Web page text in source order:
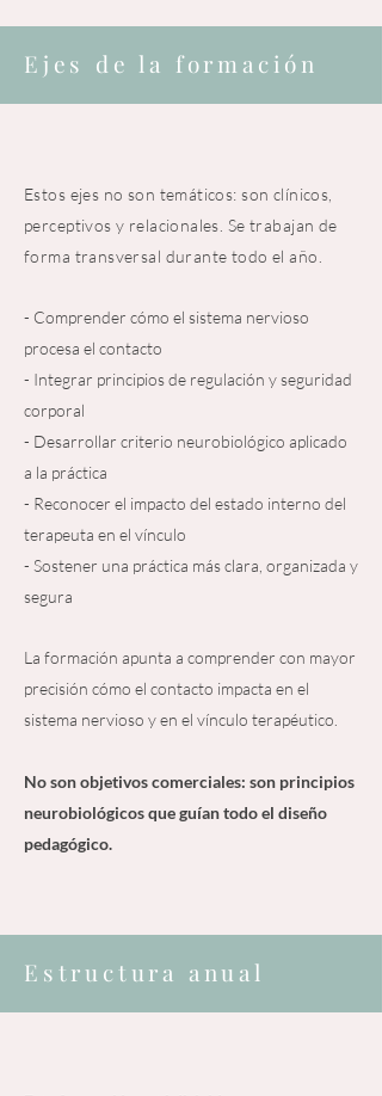
Ejes de la formación
Estos ejes no son temáticos: son clínicos,
perceptivos y relacionales. Se trabajan de
forma transversal durante todo el año.
- Comprender cómo el sistema nervioso
procesa el contacto
- Integrar principios de regulación y seguridad
corporal
- Desarrollar criterio neurobiológico aplicado
a la práctica
- Reconocer el impacto del estado interno del
terapeuta en el vínculo
- Sostener una práctica más clara, organizada y
segura
La formación apunta a comprender con mayor
precisión cómo el contacto impacta en el
sistema nervioso y en el vínculo terapéutico.
No son objetivos comerciales: son principios
neurobiológicos que guían todo el diseño
pedagógico.
Estructura anual